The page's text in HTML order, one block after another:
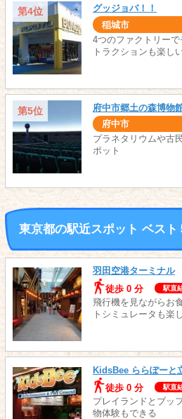
第4位 グッジョバ！！
稲城市
4つのファクトリー
トラクションも楽し
第5位 府中市郷土の森博物
府中市
プラネタリウムや古
ポット
東京都の駅近スポット ベスト
羽田空港ターミナル
徒歩 0 分
駅直
飛行機を見ながらお
トシミュレータも楽
KidsBee ららぽーと
徒歩 0 分
駅直
プレイランドとブッ
物体験もできる